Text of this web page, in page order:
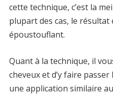
cette technique, c’est la
plupart des cas, le résultat
époustouflant.
Quant à la technique, il
cheveux et d’y faire
une application similaire